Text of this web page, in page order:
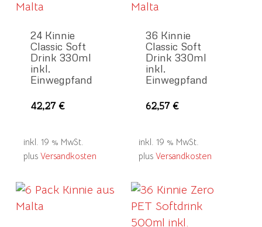
24 Kinnie
Classic Soft
Drink 330ml
inkl.
Einwegpfand
42,27€
inkl. 19 % MwSt.
plus Versandkosten
36 Kinnie
Classic Soft
Drink 330ml
inkl.
Einwegpfand
62,57€
inkl. 19 % MwSt.
plus Versandkosten